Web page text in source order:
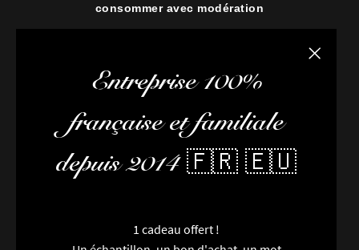
Fermer
Entreprise 100%
française et familiale
depuis 2014 🇫🇷 🇪🇺
1 cadeau offert !
consommer avec modération